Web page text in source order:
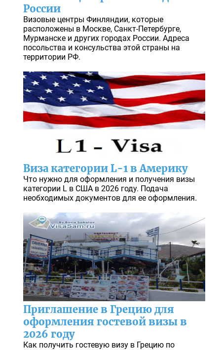
России
Визовые центры Финляндии, которые
расположены в Москве, Санкт-Петербурге,
Мурманске и других городах России. Адреса
посольства и консульства этой страны на
территории РФ.
Виза категории L-1 в Америку
Что нужно для оформления и получения визы
категории L в США в 2026 году. Подача
необходимых документов для ее оформления.
Приглашение в Грецию для
оформления гостевой визы в
2026 году
Как получить гостевую визу в Грецию по